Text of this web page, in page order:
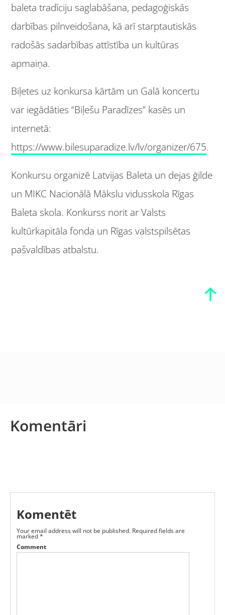
baleta tradīciju saglabāšana, pedagoģiskās
darbības pilnveidošana, kā arī starptautiskās
radošās sadarbības attīstība un kultūras
apmaiņa.
Biļetes uz konkursa kārtām un Galā koncertu
var iegādāties “Biļešu Paradīzes” kasēs un
internetā:
https://www.bilesuparadize.lv/lv/organizer/675.
Konkursu organizē Latvijas Baleta un dejas ģilde
un MIKC Nacionālā Mākslu vidusskola Rīgas
Baleta skola. Konkurss norit ar Valsts
kultūrkapitāla fonda un Rīgas valstspilsētas
pašvaldības atbalstu.
Komentāri
Komentēt
Your email address will not be published. Required fields are
marked*
Comment